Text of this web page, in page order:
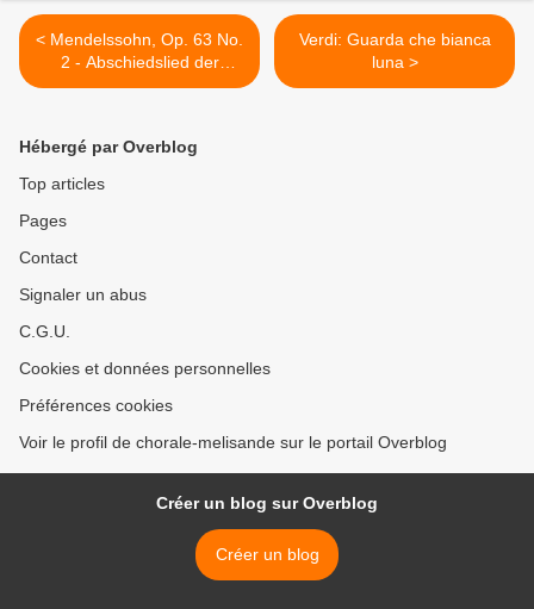
< Mendelssohn, Op. 63 No.
2 - Abschiedslied der
Zugvögel
Verdi: Guarda che bianca
luna >
Hébergé par Overblog
Top articles
Pages
Contact
Signaler un abus
C.G.U.
Cookies et données personnelles
Préférences cookies
Voir le profil de chorale-melisande sur le portail Overblog
Créer un blog sur Overblog
Créer un blog